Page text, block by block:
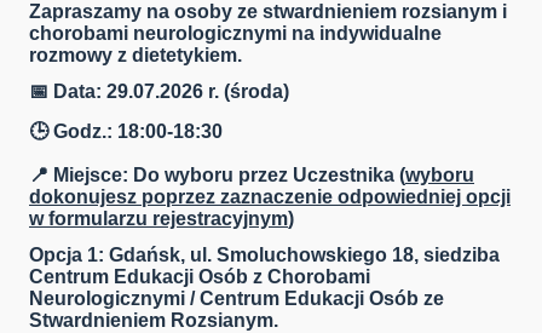
Zapraszamy na osoby ze stwardnieniem rozsianym i
chorobami neurologicznymi na indywidualne
rozmowy z dietetykiem.
📅 Data: 29.07.2026 r. (środa)
🕒 Godz.: 18:00-18:30
📍 Miejsce: Do wyboru przez Uczestnika (wyboru
dokonujesz poprzez zaznaczenie odpowiedniej opcji
w formularzu rejestracyjnym)
Opcja 1: Gdańsk, ul. Smoluchowskiego 18, siedziba
Centrum Edukacji Osób z Chorobami
Neurologicznymi / Centrum Edukacji Osób ze
Stwardnieniem Rozsianym.